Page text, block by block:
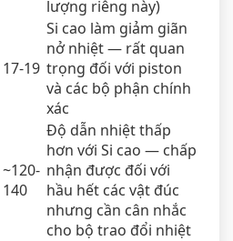
lượng riêng này)
17-19
Si cao làm giảm giãn
nở nhiệt — rất quan
trọng đối với piston
và các bộ phận chính
xác
~120-
140
Độ dẫn nhiệt thấp
hơn với Si cao — chấp
nhận được đối với
hầu hết các vật đúc
nhưng cần cân nhắc
cho bộ trao đổi nhiệt